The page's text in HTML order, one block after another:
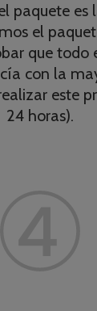
paquete es
el
que todo
con la
este
24 horas).